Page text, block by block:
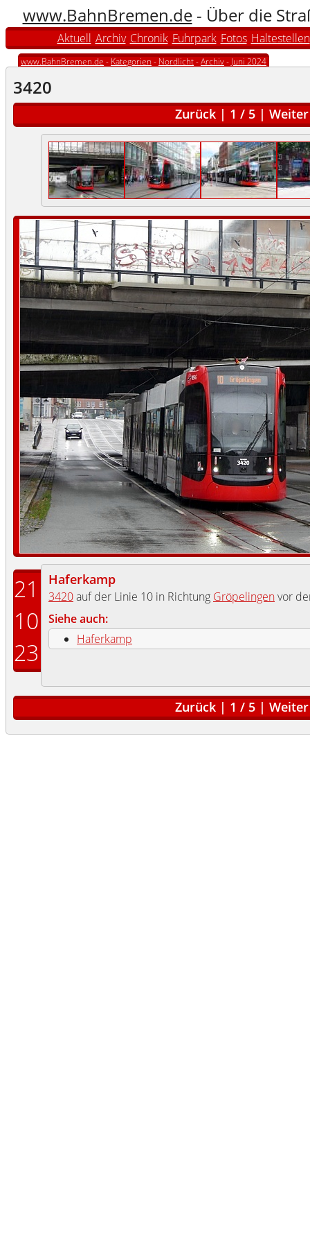
www.BahnBremen.de- Über die
Aktuell Archiv Chronik Fuhrpark Fotos Haltestellen
www.BahnBremen.de - Kategorien - Nordlicht-Archiv- Juni 2024
3420
Zurück | 1 / 5 | Weiter
21
10
23
Haferkamp
3420auf der Linie 10 in Richtung Gröpelingenvor
Siehe auch:
Haferkamp
Zurück | 1 / 5 | Weiter